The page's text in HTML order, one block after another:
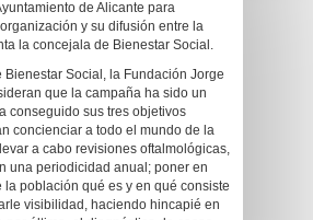
de Alicante para
y su difusión entre la
la concejala de Bienestar Social.
Bienestar Social, la Fundación Jorge
que la campaña ha sido un
conseguido sus tres objetivos
concienciar a todo el mundo de la
a cabo revisiones oftalmológicas,
una periodicidad anual; poner en
la población qué es y en qué consiste
visibilidad, haciendo hincapié en